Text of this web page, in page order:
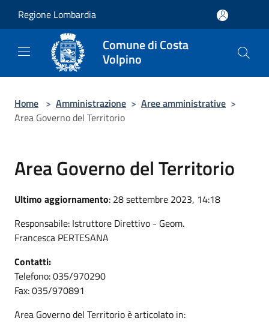
Regione Lombardia
Comune di Costa
Volpino
Home > Amministrazione > Aree amministrative >
Area Governo del Territorio
Area Governo del Territorio
Ultimo aggiornamento: 28 settembre 2023, 14:18
Responsabile: Istruttore Direttivo - Geom.
Francesca PERTESANA
Contatti:
Telefono: 035/970290
Fax: 035/970891
Area Governo del Territorio è articolato in: